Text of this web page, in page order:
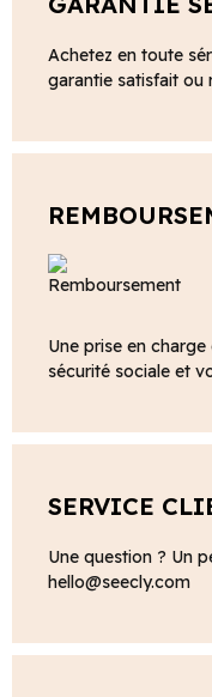
Achetez en toute
garantie satisfait ou
Une prise en
sécurité sociale et
SERVICE
Une question ? Un
hello@seecly.com